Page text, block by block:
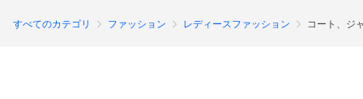
すべてのカテゴリ ファッション レディースファッション コート、ジ